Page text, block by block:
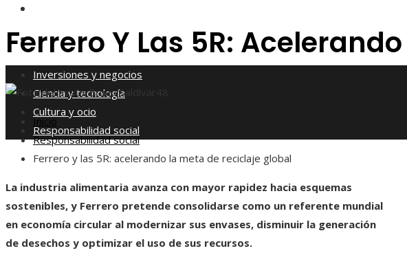
Responsabilidad social
Inversiones y negocios
Ciencia y tecnología
Cultura y ocio
Responsabilidad social
Ferrero Y Las 5R:
Bruno Saldívar
Inicio
Responsabilidad social
Ferrero y las 5R: acelerando la meta de reciclaje global
La industria alimentaria avanza con mayor rapidez hacia esquemas
sostenibles, y Ferrero pretende consolidarse como un referente mundial
en economía circular al modernizar sus envases, disminuir la generación
de desechos y optimizar el uso de sus recursos.